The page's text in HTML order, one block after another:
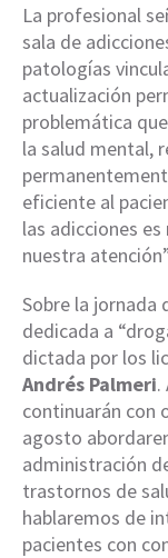
La profesional
sala de
patologías
actualización
problemática
la salud mental,
eficiente al
las adicciones
nuestra
Sobre la jornada
dedicada a
dictada por los
Andrés Palmeri.
continuarán con
agosto
administración
trastornos de
hablaremos de
pacientes con